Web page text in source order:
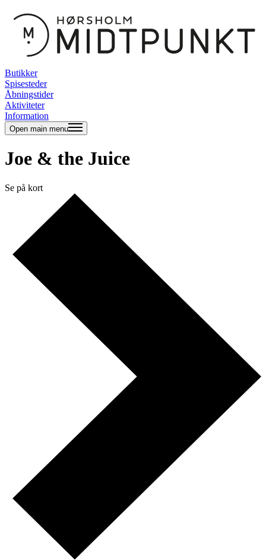
Butikker
Spisesteder
Åbningstider
Aktiviteter
Information
Open main menu
Joe & the Juice
Se på kort